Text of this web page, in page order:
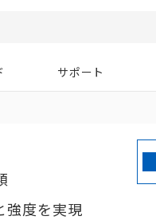
サポート
強度を実現